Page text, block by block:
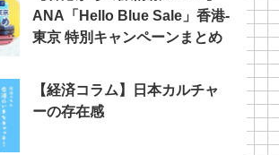
ANA「Hello Blue Sale」香港‐
東京 特別キャンペーンまとめ
【経済コラム】日本カルチャ
ーの存在感